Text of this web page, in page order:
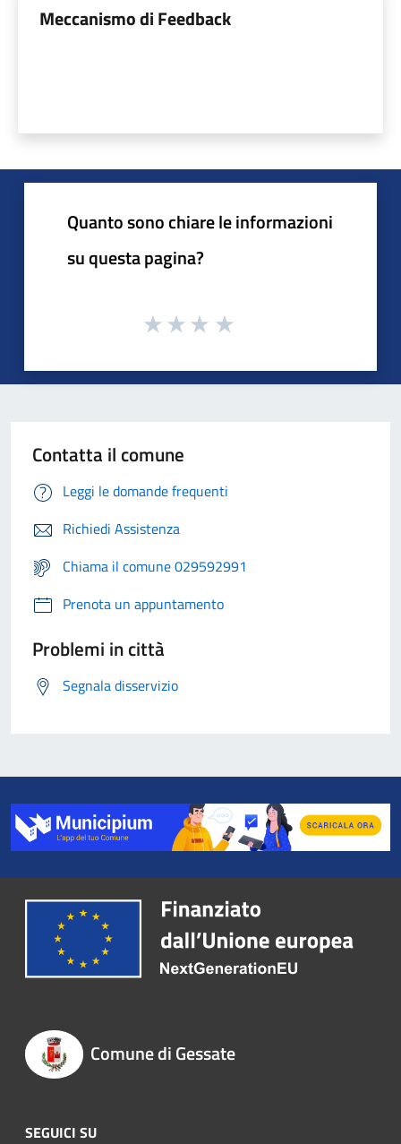
Meccanismo di Feedback
Quanto sono chiare le informazioni
su questa pagina?
Contatta il comune
Leggi le domande frequenti
Richiedi Assistenza
Chiama il comune 029592991
Prenota un appuntamento
Problemi in città
Segnala disservizio
Comune di Gessate
SEGUICI SU